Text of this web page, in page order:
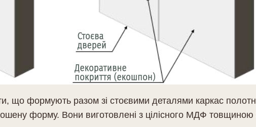
що формують разом зі стоєвими деталями каркас
форму. Вони виготовлені з цілісного МДФ